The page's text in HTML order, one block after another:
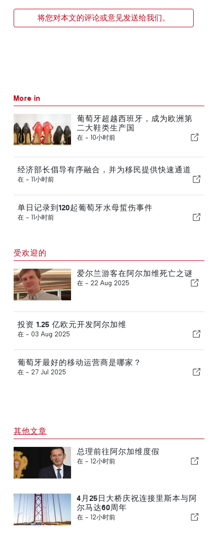
将您对本文的评论或意见发送给我们。
More in
葡萄牙超越西班牙，成为欧洲第
二大鞋类生产国
在 - 10小时前
经济部长倡导有序融合，并为移民提供快速通道
在 - 11小时前
单日记录到120起葡萄牙水母蜇伤事件
在 - 11小时前
受欢迎的
爱尔兰游客在阿尔加维死亡之谜
在 - 22 Aug 2025
投资 1.25 亿欧元开发阿尔加维
在 - 03 Aug 2025
葡萄牙最好的移动运营商是哪家？
在 - 27 Jul 2025
其他文章
总理前往阿尔加维度假
在 - 12小时前
4月25日大桥庆祝连接里斯本与阿
尔马达60周年
在 - 12小时前